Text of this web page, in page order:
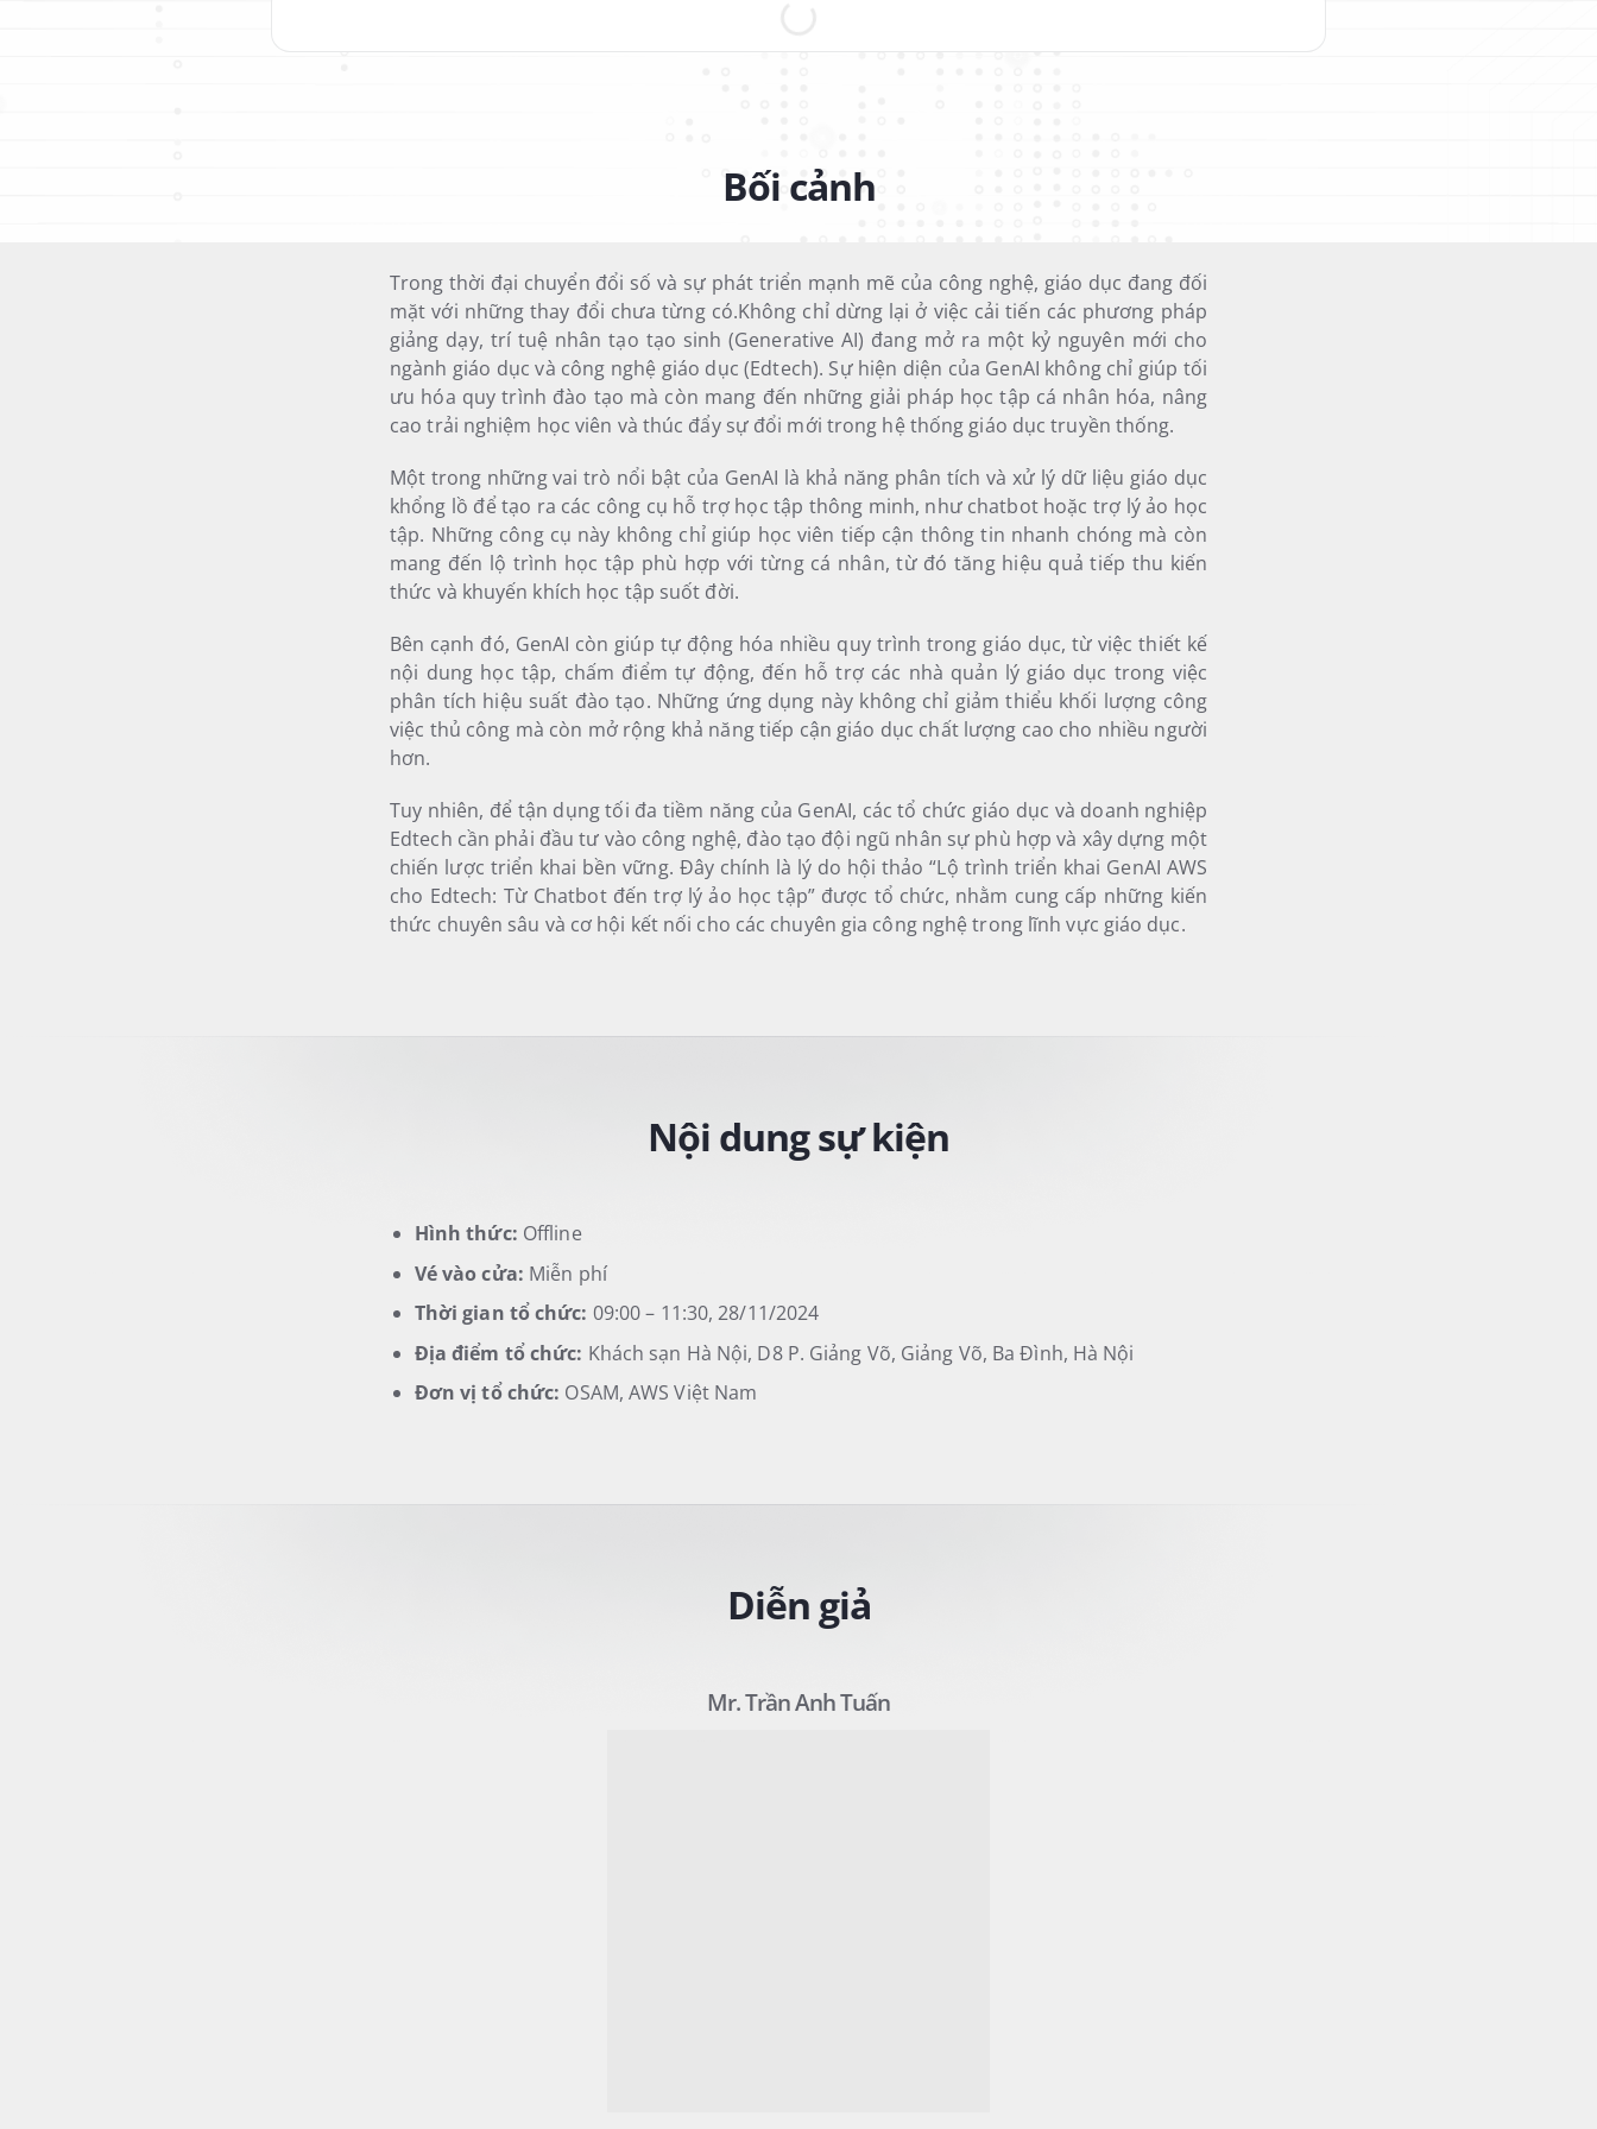
Bối cảnh
Trong thời đại chuyển đổi số và sự phát triển mạnh mẽ của công nghệ, giáo dục đang đối
mặt với những thay đổi chưa từng có.Không chỉ dừng lại ở việc cải tiến các phương pháp
giảng dạy, trí tuệ nhân tạo tạo sinh (Generative AI) đang mở ra một kỷ nguyên mới cho
ngành giáo dục và công nghệ giáo dục (Edtech). Sự hiện diện của GenAI không chỉ giúp tối
ưu hóa quy trình đào tạo mà còn mang đến những giải pháp học tập cá nhân hóa, nâng
cao trải nghiệm học viên và thúc đẩy sự đổi mới trong hệ thống giáo dục truyền thống.
Một trong những vai trò nổi bật của GenAI là khả năng phân tích và xử lý dữ liệu giáo dục
khổng lồ để tạo ra các công cụ hỗ trợ học tập thông minh, như chatbot hoặc trợ lý ảo học
tập. Những công cụ này không chỉ giúp học viên tiếp cận thông tin nhanh chóng mà còn
mang đến lộ trình học tập phù hợp với từng cá nhân, từ đó tăng hiệu quả tiếp thu kiến
thức và khuyến khích học tập suốt đời.
Bên cạnh đó, GenAI còn giúp tự động hóa nhiều quy trình trong giáo dục, từ việc thiết kế
nội dung học tập, chấm điểm tự động, đến hỗ trợ các nhà quản lý giáo dục trong việc
phân tích hiệu suất đào tạo. Những ứng dụng này không chỉ giảm thiểu khối lượng công
việc thủ công mà còn mở rộng khả năng tiếp cận giáo dục chất lượng cao cho nhiều người
hơn.
Tuy nhiên, để tận dụng tối đa tiềm năng của GenAI, các tổ chức giáo dục và doanh nghiệp
Edtech cần phải đầu tư vào công nghệ, đào tạo đội ngũ nhân sự phù hợp và xây dựng một
chiến lược triển khai bền vững. Đây chính là lý do hội thảo “Lộ trình triển khai GenAI AWS
cho Edtech: Từ Chatbot đến trợ lý ảo học tập” được tổ chức, nhằm cung cấp những kiến
thức chuyên sâu và cơ hội kết nối cho các chuyên gia công nghệ trong lĩnh vực giáo dục.
Nội dung sự kiện
Hình thức: Offline
Vé vào cửa: Miễn phí
Thời gian tổ chức: 09:00 – 11:30, 28/11/2024
Địa điểm tổ chức: Khách sạn Hà Nội, D8 P. Giảng Võ, Giảng Võ, Ba Đình, Hà Nội
Đơn vị tổ chức: OSAM, AWS Việt Nam
Diễn giả
Mr. Trần Anh Tuấn